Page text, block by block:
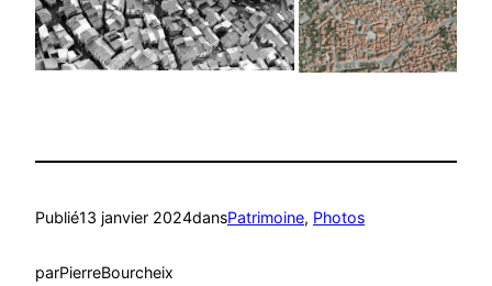
Publié13 janvier 2024dansPatrimoine, Photos
parPierreBourcheix